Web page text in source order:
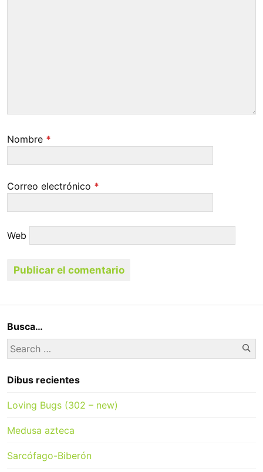
Nombre *
Correo electrónico *
Web
Busca…
Search
for:
Dibus recientes
Loving Bugs (302 – new)
Medusa azteca
Sarcófago-Biberón